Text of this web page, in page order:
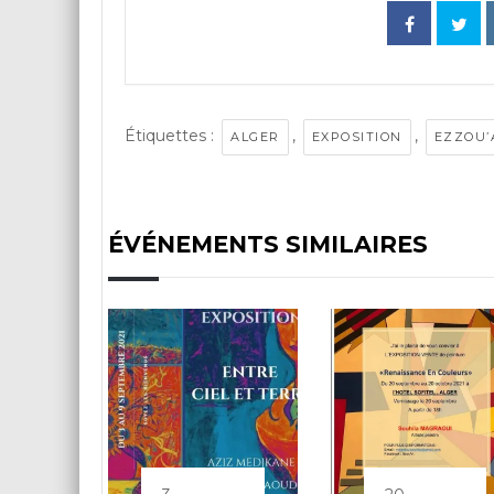
Étiquettes : ALGER , EXPOSITION ,
ÉVÉNEMENTS SIMILAIRES